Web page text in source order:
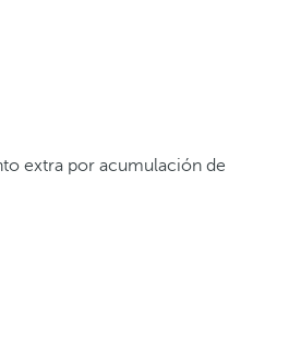
extra por acumulación de